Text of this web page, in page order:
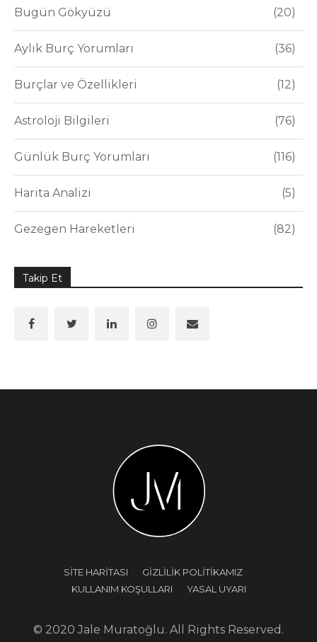
Bugün Gökyüzü 20
Aylık Burç Yorumları 36
Burçlar ve Özellikleri 12
Astroloji Bilgileri 76
Günlük Burç Yorumları 116
Harita Analizi 5
Gezegen Hareketleri 82
Takip Et
SİTE HARİTASI
GİZLİLİK POLİTİKAMIZ
KULLANIM KOŞULLARI
YASAL UYARI
© 2020 Jale Muratoğlu. All Rights Reserved.